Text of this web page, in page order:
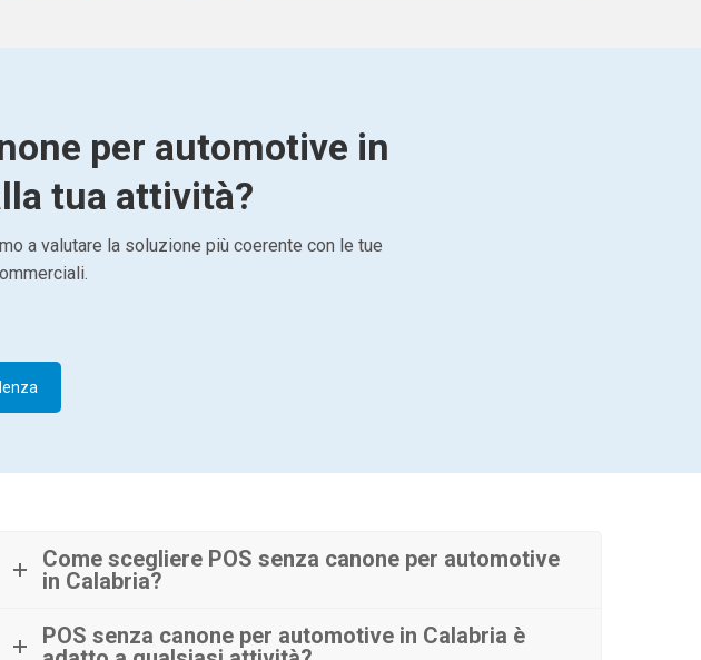
per automotive in
tua attività?
a valutare la soluzione più coerente con le tue
Come scegliere POS senza canone per automotive
in Calabria?
POS senza canone per automotive in Calabria è